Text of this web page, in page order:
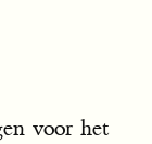
voor het